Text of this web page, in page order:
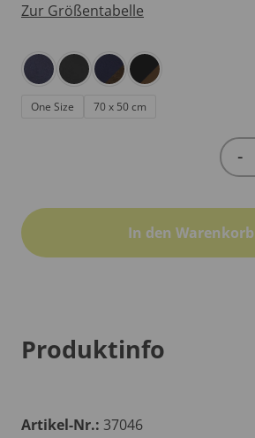
Zur Größentabelle
One Size 70 x 50 cm
-
In den Warenkorb
Produktinfo
Artikel-Nr.: 37046